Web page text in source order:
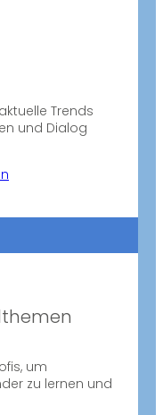
Trends
und Dialog
um
zu lernen und